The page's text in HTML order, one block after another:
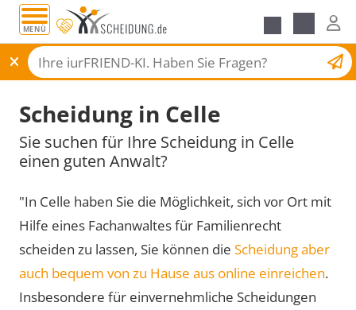
MENÜ
Scheidungsantrag
Scheidung in Celle
Sie suchen für Ihre Scheidung in Celle
einen guten Anwalt?
"In Celle haben Sie die Möglichkeit, sich vor Ort mit
Hilfe eines Fachanwaltes für Familienrecht
scheiden zu lassen, Sie können die Scheidung aber
auch bequem von zu Hause aus online einreichen.
Insbesondere für einvernehmliche Scheidungen